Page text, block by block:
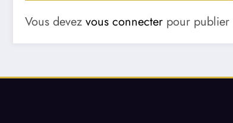
Vous devez vous connecter pour publier